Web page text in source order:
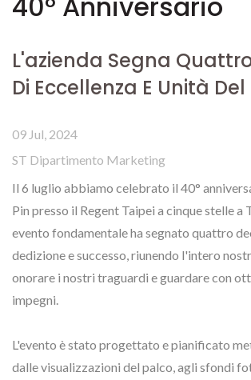
L'azienda Segna
Di Eccellenza E Unità
09 Jul, 2024
ST Dipartimento Marketing
Il 6 luglio abbiamo celebrato il 40°
Pin presso il Regent Taipei a cinque stelle a
evento fondamentale ha segnato quattro
dedizione e successo, riunendo l'intero
onorare i nostri traguardi e guardare con
impegni.
L'evento è stato progettato e pianificato
dalle visualizzazioni del palco, agli sfondi